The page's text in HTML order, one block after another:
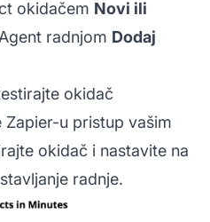
okidačem Novi ili
radnjom Dodaj
okidač
Zapier-u pristup vašim
okidač i nastavite na
radnje.